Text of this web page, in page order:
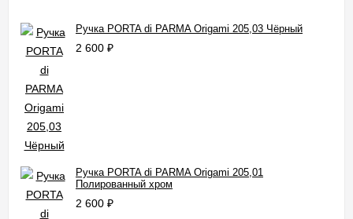
Ручка PORTA di PARMA Origami 205,03 Чёрный
2 600 ₽
Ручка PORTA di PARMA Origami 205,01
Полированный хром
2 600 ₽